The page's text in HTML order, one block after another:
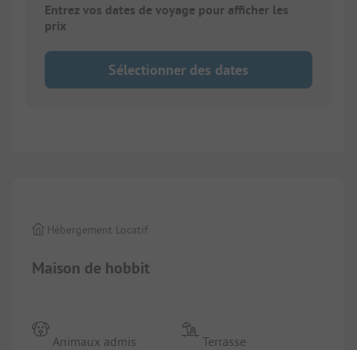
Entrez vos dates de voyage pour afficher les
prix
Sélectionner des dates
Maison de hobbit
Hébergement Locatif
Animaux admis Terrasse